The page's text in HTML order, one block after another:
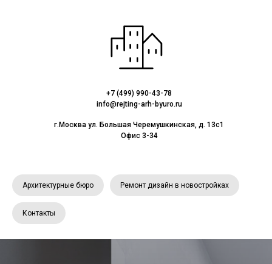
+7 (499) 990-43-78
info@rejting-arh-byuro.ru
г.Москва ул. Большая Черемушкинская, д. 13с1
Офис 3-34
Архитектурные бюро Ремонт дизайн в новостройках
Контакты